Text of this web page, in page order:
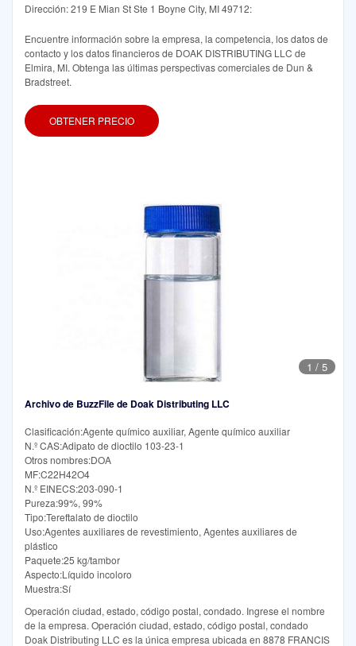
Dirección: 219 E Mian St Ste 1 Boyne City, MI 49712:
Encuentre información sobre la empresa, la competencia, los datos de
contacto y los datos financieros de DOAK DISTRIBUTING LLC de
Elmira, MI. Obtenga las últimas perspectivas comerciales de Dun &
Bradstreet.
OBTENER PRECIO
1 / 5
Archivo de BuzzFile de Doak Distributing LLC
Clasificación:Agente químico auxiliar, Agente químico auxiliar
N.º CAS:Adipato de dioctilo 103-23-1
Otros nombres:DOA
MF:C22H42O4
N.º EINECS:203-090-1
Pureza:99%, 99%
Tipo:Tereftalato de dioctilo
Uso:Agentes auxiliares de revestimiento, Agentes auxiliares de
plástico
Paquete:25 kg/tambor
Aspecto:Líquido incoloro
Muestra:Sí
Operación ciudad, estado, código postal, condado. Ingrese el nombre
de la empresa. Operación ciudad, estado, código postal, condado
Doak Distributing LLC es la única empresa ubicada en 8878 FRANCIS